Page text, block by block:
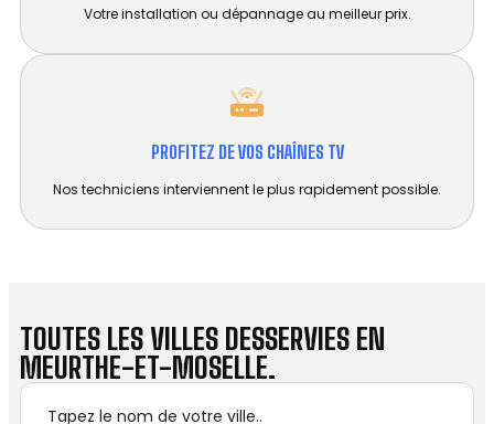
Votre installation ou dépannage au meilleur prix.
PROFITEZ DE VOS CHAÎNES TV
Nos techniciens interviennent le plus rapidement possible.
TOUTES LES VILLES DESSERVIES EN
MEURTHE-ET-MOSELLE.